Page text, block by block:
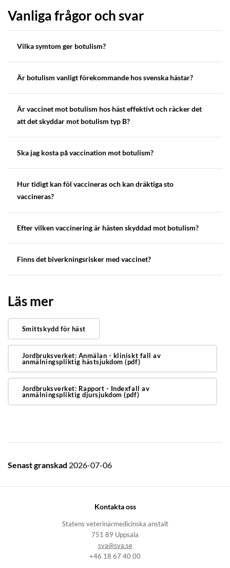
Vanliga frågor och svar
Vilka symtom ger botulism?
Är botulism vanligt förekommande hos svenska hästar?
Är vaccinet mot botulism hos häst effektivt och räcker det
att det skyddar mot botulism typ B?
Ska jag kosta på vaccination mot botulism?
Hur tidigt kan föl vaccineras och kan dräktiga sto
vaccineras?
Efter vilken vaccinering är hästen skyddad mot botulism?
Finns det biverkningsrisker med vaccinet?
Läs mer
Smittskydd för häst
Jordbruksverket: Anmälan - kliniskt fall av
anmälningspliktig hästsjukdom (pdf)
Jordbruksverket: Rapport - Indexfall av
anmälningspliktig djursjukdom (pdf)
Senast granskad 2026-07-06
Kontakta oss
Statens veterinärmedicinska anstalt
751 89 Uppsala
sva@sva.se
+46 18 67 40 00